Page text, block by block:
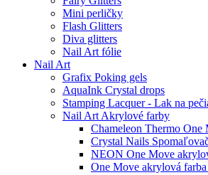
Mini perličky
Flash Glitters
Diva glitters
Nail Art fólie
Nail Art
Grafix Poking gels
AquaInk Crystal drops
Stamping Lacquer - Lak na
Nail Art Akrylové farby
Chameleon Thermo One
Crystal Nails
NEON One Move
One Move akrylová